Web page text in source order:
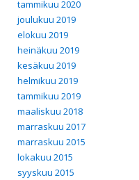
tammikuu 2020
joulukuu 2019
elokuu 2019
heinäkuu 2019
kesäkuu 2019
helmikuu 2019
tammikuu 2019
maaliskuu 2018
marraskuu 2017
marraskuu 2015
lokakuu 2015
syyskuu 2015